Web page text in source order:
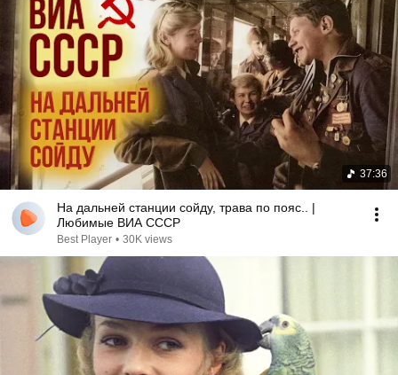
37:36
На дальней станции сойду, трава по пояс.. |
Любимые ВИА СССР
Best Player • 30K views